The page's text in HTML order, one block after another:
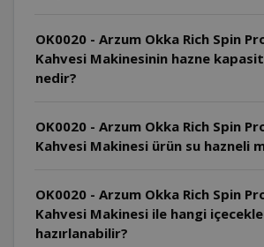
OK0020 - Arzum Okka Rich Spin
Kahvesi Makinesinin hazne
nedir?
OK0020 - Arzum Okka Rich Spin
Kahvesi Makinesi ürün su hazneli
OK0020 - Arzum Okka Rich Spin
Kahvesi Makinesi ile hangi
hazırlanabilir?